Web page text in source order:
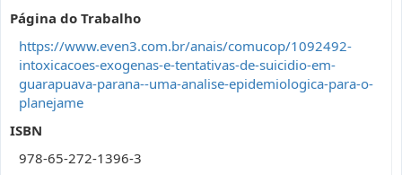
Página do Trabalho
https://www.even3.com.br/anais/comucop/1092492-
intoxicacoes-exogenas-e-tentativas-de-suicidio-em-
guarapuava-parana--uma-analise-epidemiologica-para-o-
planejame
ISBN
978-65-272-1396-3